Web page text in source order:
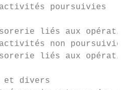
des activités
liés aux
des activités non
liés aux
et divers